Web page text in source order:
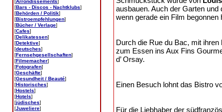
[Arrondissements]
[Bars - Discos - Nachtklubs]
[Behörden / Politik]
[Bistroempfehlungen]
[Bücher / Verlage]
[Cafes]
[Delikatessen]
[Detektive]
[deutsches]
[Fernsehgesellschaften]
[Filmemacher]
[Fotografen]
[Geschäfte]
[Gesundheit / Beauté]
[Historisches]
[Hostels]
[Hotels]
[jüdisches]
[Juweliere]
ausbauen. Auch der Garten
wenn gerade ein Film
Durch die Rue du Bac, mit
zum Essen ins Aux Fins
d’ Orsay.
Einen Besuch lohnt das Bistro
Für die Liebhaber der